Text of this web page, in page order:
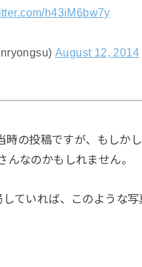
h43iM6bw7y
August 12, 2014
時の投稿ですが、もしか
んなのかもしれません。
ていれば、このような写